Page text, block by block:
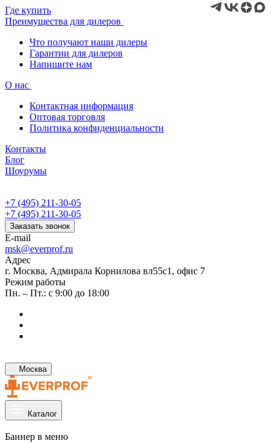
Где купить
Преимущества для дилеров
Что получают наши дилеры
Гарантии для дилеров
Напишите нам
О нас
Контактная информация
Оптовая торговля
Политика конфиденциальности
Контакты
Блог
Шоурумы
+7 (495) 211-30-05
+7 (495) 211-30-05
Заказать звонок
E-mail
msk@everprof.ru
Адрес
г. Москва, Адмирала Корнилова вл55с1, офис 7
Режим работы
Пн. – Пт.: с 9:00 до 18:00
Москва
Каталог
Баннер в меню